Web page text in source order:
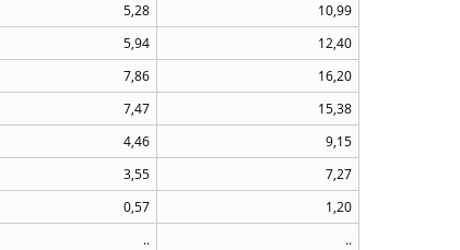
5,28
10,99
5,94
12,40
7,86
16,20
7,47
15,38
4,46
9,15
3,55
7,27
0,57
1,20
..
..